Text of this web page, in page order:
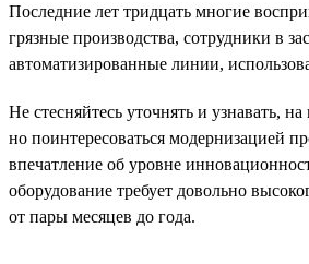
Последние лет тридцать многие
грязные производства, сотрудники в
автоматизированные линии,
Не стесняйтесь уточнять и узнавать,
но поинтересоваться модернизацией
впечатление об уровне
оборудование требует довольно
от пары месяцев до года.